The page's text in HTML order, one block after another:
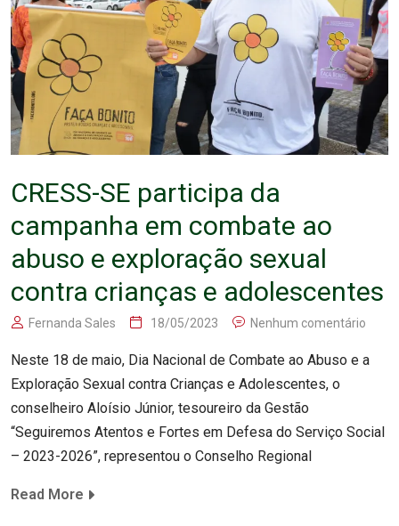
CRESS-SE participa da
campanha em combate ao
abuso e exploração sexual
contra crianças e adolescentes
Fernanda Sales 18/05/2023 Nenhum comentário
Neste 18 de maio, Dia Nacional de Combate ao Abuso e a
Exploração Sexual contra Crianças e Adolescentes, o
conselheiro Aloísio Júnior, tesoureiro da Gestão
“Seguiremos Atentos e Fortes em Defesa do Serviço Social
– 2023-2026”, representou o Conselho Regional
Read More